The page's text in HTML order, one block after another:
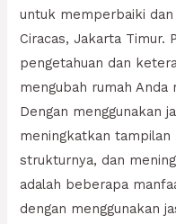
untuk memperbaiki
Ciracas, Jakarta Timur.
pengetahuan dan
mengubah rumah
Dengan menggunakan
meningkatkan tampilan
strukturnya, dan
adalah beberapa
dengan menggunakan